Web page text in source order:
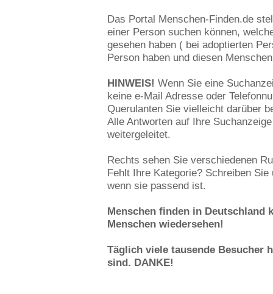
Das Portal Menschen-Finden.de
einer Person suchen können,
gesehen haben ( bei adoptierten
Person haben und diesen
HINWEIS! Wenn Sie eine
keine e-Mail Adresse oder
Querulanten Sie vielleicht darüber
Alle Antworten auf Ihre
weitergeleitet.
Rechts sehen Sie verschiedenen
Fehlt Ihre Kategorie? Schreiben
wenn sie passend ist.
Menschen finden in Deutschland
Menschen wiedersehen!
Täglich viele tausende Besucher
sind. DANKE!